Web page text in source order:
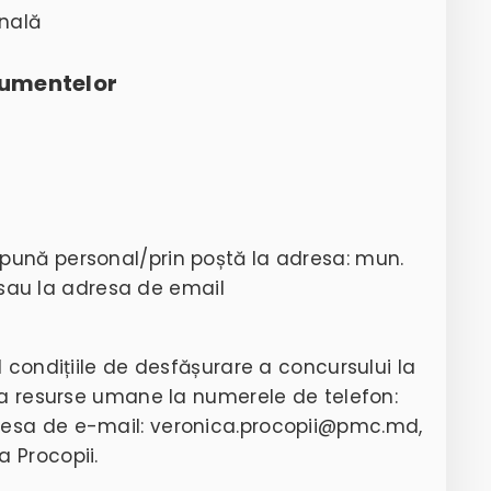
personal/prin poștă la adresa: mun.
la adresa de email
de desfășurare a concursului la
umane la numerele de telefon:
de e-mail: veronica.procopii@pmc.md,
Procopii.